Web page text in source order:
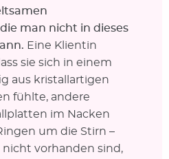
man nicht in dieses
Eine Klientin
sie sich in einem
aus kristallartigen
fühlte, andere
im Nacken
um die Stirn –
nicht vorhanden sind,